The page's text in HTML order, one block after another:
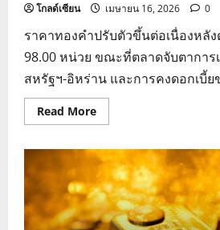
โกลด์เซียน เมษายน 16, 2026 0
ราคาทองคำปรับตัวขึ้นต่อเนื่องหลัง
98.00 หน่วย ขณะที่ตลาดจับตาการ
สหรัฐฯ-อิหร่าน และการคงดอกเบี้ย
Read MoreRead
more
ทองคำ
วัน
พุ่ง
แรง
ดอลลาร์
อ่อน